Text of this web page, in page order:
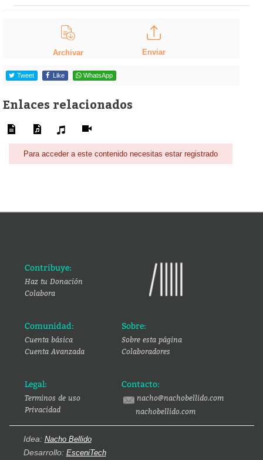
Archivar Enviar
Tweet Like WhatsApp
Enlaces relacionados
Para acceder a este contenido necesitas estar registrado
Contribuye:
Haz tu Donación
Colabora
Comunidad:
Cuenta básica
Cuenta Avanzada
Sobre:
Sobre esta página
Colaboradores
Legal:
Terminos de uso
Privacidad
Contacto:
nacho@nachobellido.com
nachobellido.com
Idea: Nacho Bellido
Desarrollo: EsceniTech